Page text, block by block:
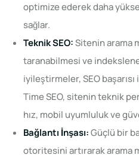
optimize ederek daha
sağlar.
Teknik SEO:Sitenin arama
taranabilmesi ve
iyileştirmeler, SEO
Time SEO, sitenin teknik
hız, mobil uyumluluk ve
Bağlantı İnşası:Güçlü bir
otoritesini artırarak arama